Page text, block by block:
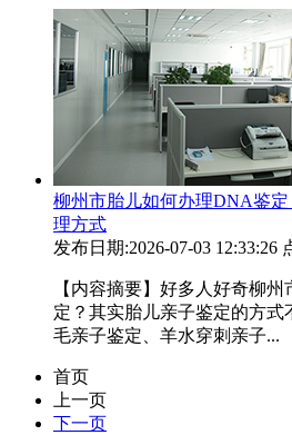
柳州市胎儿如何办理DNA鉴
理方式
发布日期:2026-07-03 12:33:26
【内容摘要】好多人好奇柳
定？其实胎儿亲子鉴定的方
毛亲子鉴定、羊水穿刺亲子...
首页
上一页
下一页